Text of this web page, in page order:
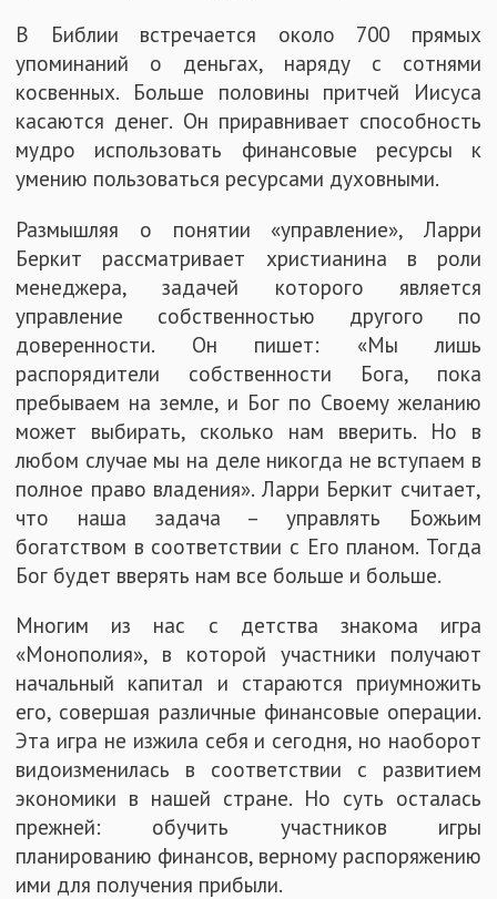
В Библии встречается около 700 прямых
упоминаний о деньгах, наряду с сотнями
косвенных. Больше половины притчей Иисуса
касаются денег. Он приравнивает способность
мудро использовать финансовые ресурсы к
умению пользоваться ресурсами духовными.
Размышляя о понятии «управление», Ларри
Беркит рассматривает христианина в роли
менеджера, задачей которого является
управление собственностью другого по
доверенности. Он пишет: «Мы лишь
распорядители собственности Бога, пока
пребываем на земле, и Бог по Своему желанию
может выбирать, сколько нам вверить. Но в
любом случае мы на деле никогда не вступаем в
полное право владения». Ларри Беркит считает,
что наша задача – управлять Божьим
богатством в соответствии с Его планом. Тогда
Бог будет вверять нам все больше и больше.
Многим из нас с детства знакома игра
«Монополия», в которой участники получают
начальный капитал и стараются приумножить
его, совершая различные финансовые операции.
Эта игра не изжила себя и сегодня, но наоборот
видоизменилась в соответствии с развитием
экономики в нашей стране. Но суть осталась
прежней: обучить участников игры
планированию финансов, верному распоряжению
ими для получения прибыли.